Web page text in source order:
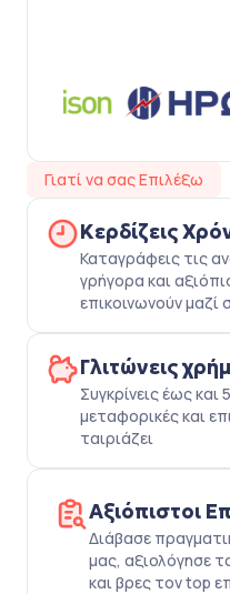
Γιατί να σας Επιλέξω
Κερδίζεις
Καταγράφεις τις
γρήγορα και
επικοινωνούν μαζί
Γλιτώνεις
Συγκρίνεις έως
μεταφορικές και
ταιριάζει
Αξιόπιστοι
Διάβασε
μας, αξιολόγησε
και βρες τον top